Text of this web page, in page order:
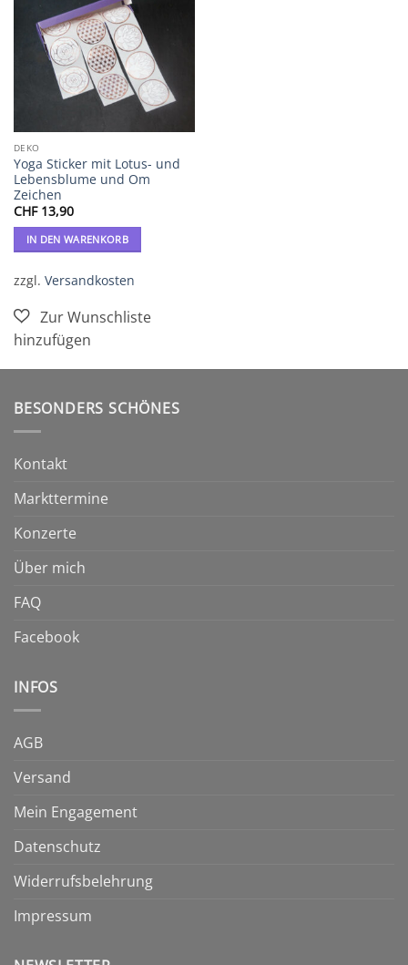
Wunschliste
hinzufügen
DEKO
Yoga Sticker mit Lotus- und
Lebensblume und Om
Zeichen
CHF13,90
IN DEN WARENKORB
zzgl. Versandkosten
BESONDERS SCHÖNES
Kontakt
Markttermine
Konzerte
Über mich
FAQ
Facebook
INFOS
AGB
Versand
Mein Engagement
Datenschutz
Widerrufsbelehrung
Impressum